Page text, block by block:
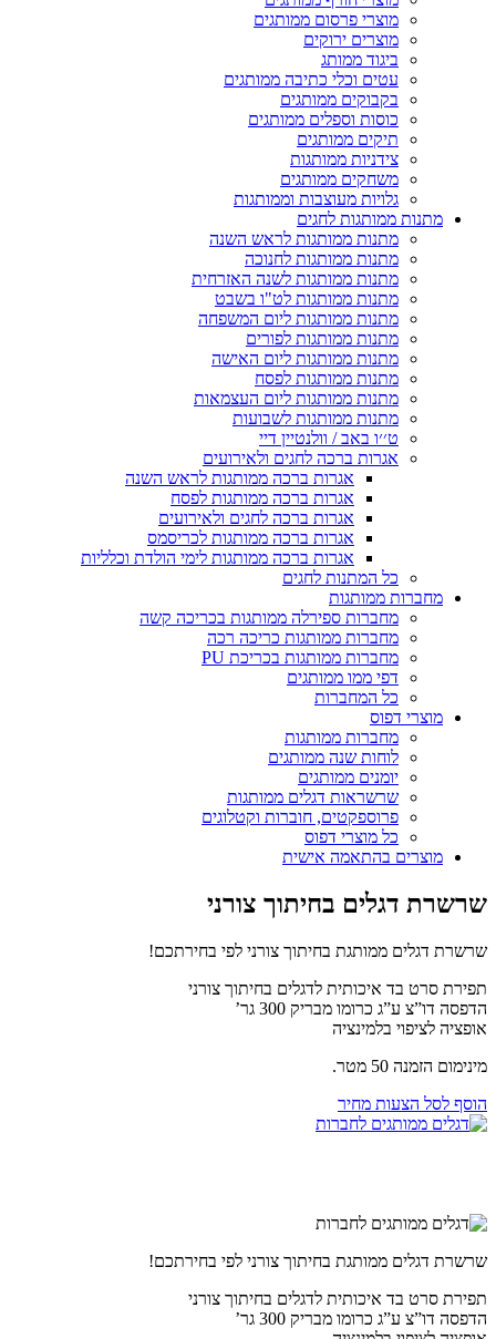
מוצרי פרסום ממותגים
מוצרים ירוקים
ביגוד ממותג
עטים וכלי כתיבה ממותגים
בקבוקים ממותגים
כוסות וספלים ממותגים
תיקים ממותגים
צידניות ממותגות
משחקים ממותגים
גלויות מעוצבות וממותגות
מתנות ממותגות לחגים
מתנות ממותגות לראש השנה
מתנות ממותגות לחנוכה
מתנות ממותגות לשנה האזרחית
מתנות ממותגות לט"ו בשבט
מתנות ממותגות ליום המשפחה
מתנות ממותגות לפורים
מתנות ממותגות ליום האישה
מתנות ממותגות לפסח
מתנות ממותגות ליום העצמאות
מתנות ממותגות לשבועות
ט׳׳ו באב / וולנטיין דיי
אגרות ברכה לחגים ולאירועים
אגרות ברכה ממותגות לראש השנה
אגרות ברכה ממותגות לפסח
אגרות ברכה לחגים ולאירועים
אגרות ברכה ממותגות לכריסמס
אגרות ברכה ממותגות לימי הולדת וכלליות
כל המתנות לחגים
מחברות ממותגות
מחברות ספירלה ממותגות בכריכה קשה
מחברות ממותגות כריכה רכה
מחברות ממותגות בכריכת PU
דפי ממו ממותגים
כל המחברות
מוצרי דפוס
מחברות ממותגות
לוחות שנה ממותגים
יומנים ממותגים
שרשראות דגלים ממותגות
פרוספקטים, חוברות וקטלוגים
כל מוצרי דפוס
מוצרים בהתאמה אישית
שרשרת דגלים בחיתוך צורני
שרשרת דגלים ממותגת בחיתוך צורני לפי בחירתכם!
תפירת סרט בד איכותית לדגלים בחיתוך צורני
הדפסה דו”צ ע”ג כרומו מבריק 300 גר’
אופציה לציפוי בלמינציה
מינימום הזמנה 50 מטר.
הוסף לסל הצעות מחיר
שרשרת דגלים ממותגת בחיתוך צורני לפי בחירתכם!
תפירת סרט בד איכותית לדגלים בחיתוך צורני
הדפסה דו”צ ע”ג כרומו מבריק 300 גר’